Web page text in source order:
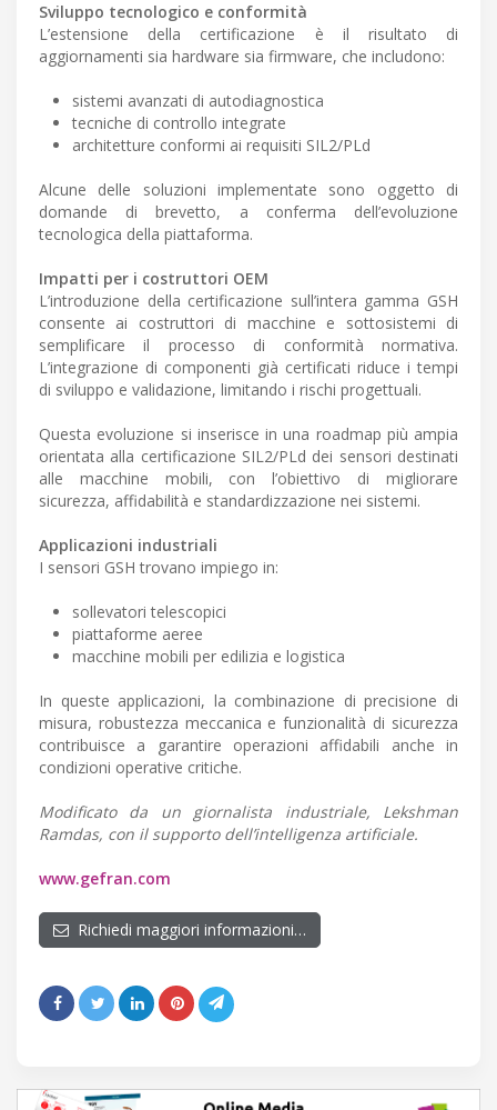
Sviluppo tecnologico e conformità
L’estensione della certificazione è il risultato di
aggiornamenti sia hardware sia firmware, che includono:
sistemi avanzati di autodiagnostica
tecniche di controllo integrate
architetture conformi ai requisiti SIL2/PLd
Alcune delle soluzioni implementate sono oggetto di
domande di brevetto, a conferma dell’evoluzione
tecnologica della piattaforma.
Impatti per i costruttori OEM
L’introduzione della certificazione sull’intera gamma GSH
consente ai costruttori di macchine e sottosistemi di
semplificare il processo di conformità normativa.
L’integrazione di componenti già certificati riduce i tempi
di sviluppo e validazione, limitando i rischi progettuali.
Questa evoluzione si inserisce in una roadmap più ampia
orientata alla certificazione SIL2/PLd dei sensori destinati
alle macchine mobili, con l’obiettivo di migliorare
sicurezza, affidabilità e standardizzazione nei sistemi.
Applicazioni industriali
I sensori GSH trovano impiego in:
sollevatori telescopici
piattaforme aeree
macchine mobili per edilizia e logistica
In queste applicazioni, la combinazione di precisione di
misura, robustezza meccanica e funzionalità di sicurezza
contribuisce a garantire operazioni affidabili anche in
condizioni operative critiche.
Modificato da un giornalista industriale, Lekshman
Ramdas, con il supporto dell’intelligenza artificiale.
www.gefran.com
Richiedi maggiori informazioni…